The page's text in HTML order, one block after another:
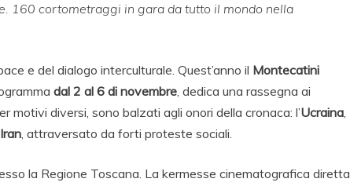
160 cortometraggi in gara da tutto il mondo nella
e del dialogo interculturale. Quest’anno il Montecatini
dal 2 al 6 di novembre, dedica una rassegna ai
motivi diversi, sono balzati agli onori della cronaca: l’Ucraina,
, attraversato da forti proteste sociali.
la Regione Toscana. La kermesse cinematografica diretta